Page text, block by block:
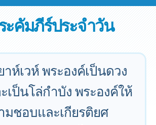
คัมภีร์ประจำวัน
ห์เวห์ พระองค์เป็นดวง
เป็นโล่กำบัง พระองค์ให้
มชอบและเกียรติยศ